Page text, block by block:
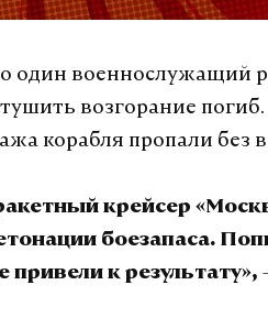
один военнослужащий
возгорание
корабля пропали без
крейсер
боезапаса.
к результату»,